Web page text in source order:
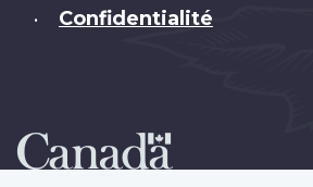
• Confidentialité